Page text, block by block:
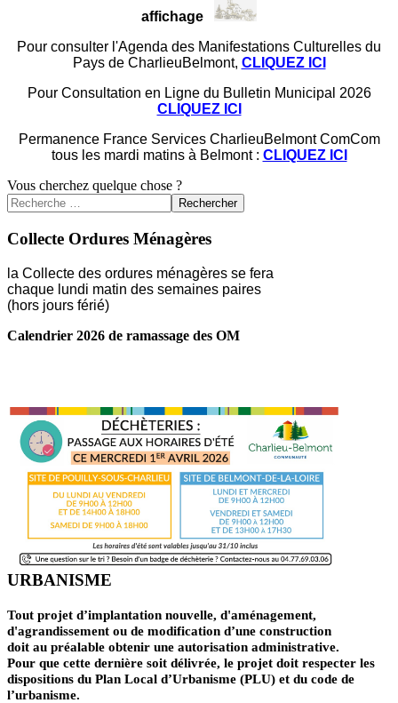
affichage
Pour consulter l'Agenda des Manifestations Culturelles du
Pays de CharlieuBelmont, CLIQUEZ ICI
Pour Consultation en Ligne du Bulletin Municipal 2026
CLIQUEZ ICI
Permanence France Services CharlieuBelmont ComCom
tous les mardi matins à Belmont : CLIQUEZ ICI
Vous cherchez quelque chose ?
Rechercher
Collecte Ordures Ménagères
la Collecte des ordures ménagères se fera
chaque lundi matin des semaines paires
(hors jours férié)
Calendrier 2026 de ramassage des OM
URBANISME
Tout projet d’implantation nouvelle, d'aménagement,
d'agrandissement ou de modification d’une construction
doit au préalable obtenir une autorisation administrative.
Pour que cette dernière soit délivrée, le projet doit respecter les
dispositions du Plan Local d’Urbanisme (PLU) et du code de
l’urbanisme.